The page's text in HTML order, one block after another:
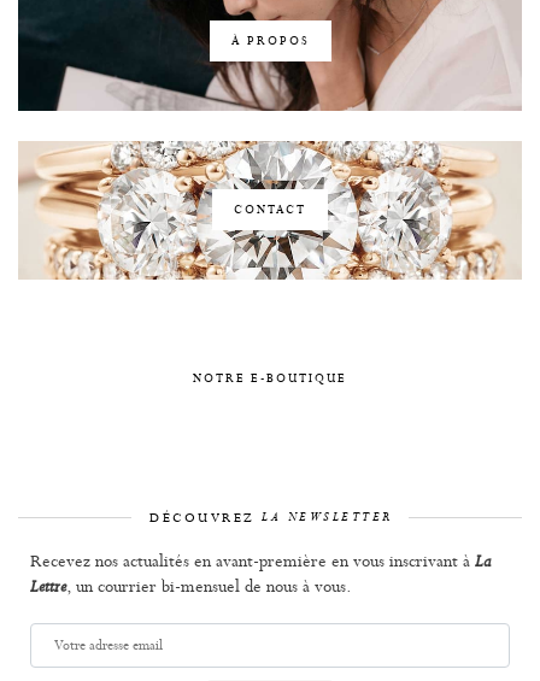
À PROPOS
CONTACT
NOTRE E-BOUTIQUE
DÉCOUVREZLA NEWSLETTER
Recevez nos actualités en avant-première en vous inscrivant à La
Lettre, un courrier bi-mensuel de nous à vous.
Votre
adresse